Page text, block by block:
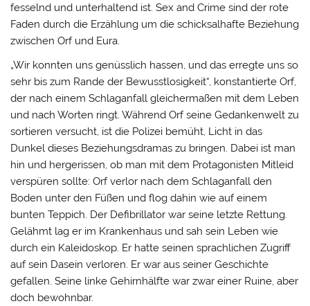
fesselnd und unterhaltend ist. Sex and Crime sind der rote
Faden durch die Erzählung um die schicksalhafte Beziehung
zwischen Orf und Eura.
„Wir konnten uns genüsslich hassen, und das erregte uns so
sehr bis zum Rande der Bewusstlosigkeit“, konstantierte Orf,
der nach einem Schlaganfall gleichermaßen mit dem Leben
und nach Worten ringt. Während Orf seine Gedankenwelt zu
sortieren versucht, ist die Polizei bemüht, Licht in das
Dunkel dieses Beziehungsdramas zu bringen. Dabei ist man
hin und hergerissen, ob man mit dem Protagonisten Mitleid
verspüren sollte: Orf verlor nach dem Schlaganfall den
Boden unter den Füßen und flog dahin wie auf einem
bunten Teppich. Der Defibrillator war seine letzte Rettung.
Gelähmt lag er im Krankenhaus und sah sein Leben wie
durch ein Kaleidoskop. Er hatte seinen sprachlichen Zugriff
auf sein Dasein verloren. Er war aus seiner Geschichte
gefallen. Seine linke Gehirnhälfte war zwar einer Ruine, aber
doch bewohnbar.